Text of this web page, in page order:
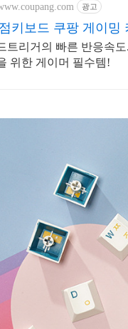
광고
키보드 쿠팡 게이밍
트리거의 빠른 반응속
위한 게이머 필수템!